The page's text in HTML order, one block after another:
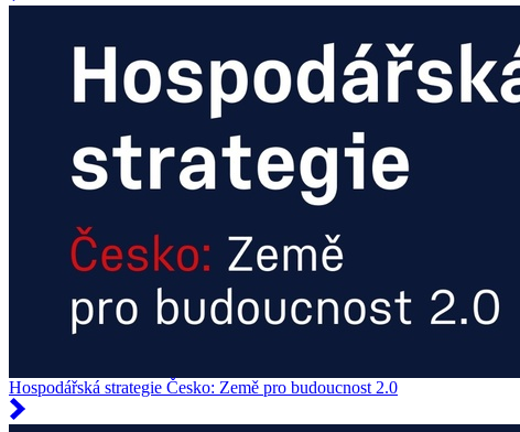
Hospodářská strategie Česko: Země pro budoucnost 2.0